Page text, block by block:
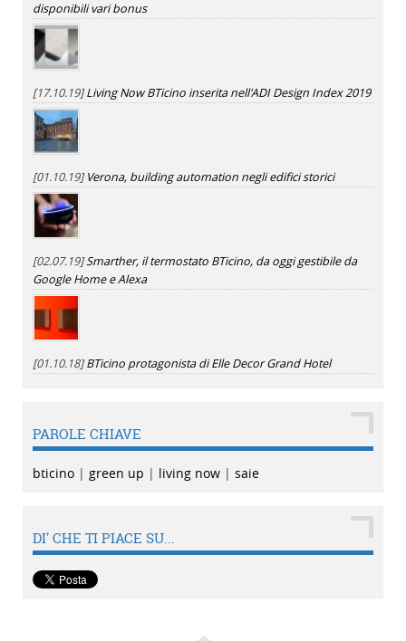
disponibili vari bonus
[17.10.19]Living Now BTicino inserita nell'ADI Design Index 2019
[01.10.19]Verona, building automation negli edifici storici
[02.07.19]Smarther, il termostato BTicino, da oggi gestibile da
Google Home e Alexa
[01.10.18]BTicino protagonista di Elle Decor Grand Hotel
PAROLE CHIAVE
bticino | green up | living now | saie
DI' CHE TI PIACE SU...